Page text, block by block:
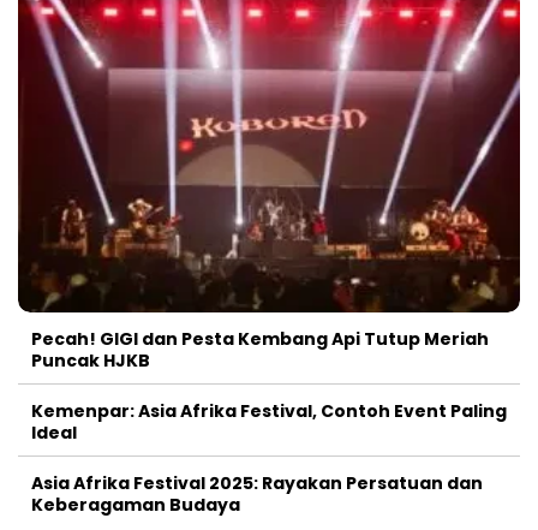
Pecah! GIGI dan Pesta Kembang Api Tutup Meriah
Puncak HJKB
Kemenpar: Asia Afrika Festival, Contoh Event Paling
Ideal
Asia Afrika Festival 2025: Rayakan Persatuan dan
Keberagaman Budaya